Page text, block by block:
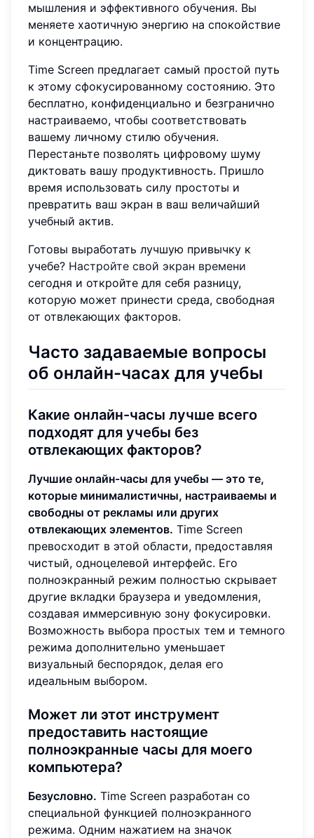
мышления и эффективного обучения. Вы
меняете хаотичную энергию на спокойствие
и концентрацию.
Time Screen предлагает самый простой путь
к этому сфокусированному состоянию. Это
бесплатно, конфиденциально и безгранично
настраиваемо, чтобы соответствовать
вашему личному стилю обучения.
Перестаньте позволять цифровому шуму
диктовать вашу продуктивность. Пришло
время использовать силу простоты и
превратить ваш экран в ваш величайший
учебный актив.
Готовы выработать лучшую привычку к
учебе? Настройте свой экран времени
сегодня и откройте для себя разницу,
которую может принести среда, свободная
от отвлекающих факторов.
Часто задаваемые вопросы
об онлайн-часах для учебы
Какие онлайн-часы лучше всего
подходят для учебы без
отвлекающих факторов?
Лучшие онлайн-часы для учебы — это те,
которые минималистичны, настраиваемы и
свободны от рекламы или других
отвлекающих элементов. Time Screen
превосходит в этой области, предоставляя
чистый, одноцелевой интерфейс. Его
полноэкранный режим полностью скрывает
другие вкладки браузера и уведомления,
создавая иммерсивную зону фокусировки.
Возможность выбора простых тем и темного
режима дополнительно уменьшает
визуальный беспорядок, делая его
идеальным выбором.
Может ли этот инструмент
предоставить настоящие
полноэкранные часы для моего
компьютера?
Безусловно. Time Screen разработан со
специальной функцией полноэкранного
режима. Одним нажатием на значок